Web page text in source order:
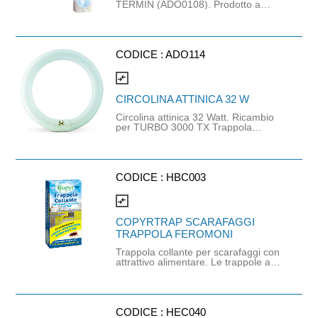
TERMIN (ADO0108). Prodotto a
generati saldi in caso di ordini
CODICE :ADO114
compare_arrows
CIRCOLINA ATTINICA 32 W
Circolina attinica 32 Watt. Ricambio
per TURBO 3000 TX Trappola
per ambienti interni in quanto
insetti utili e non solo parassiti e
domestico.
CODICE : HBC003
compare_arrows
COPYRTRAP SCARAFAGGI
TRAPPOLA FEROMONI
Trappola collante per scarafaggi con
attrattivo alimentare. Le trappole a
agli scarafaggi che permette di
senza l’impiego di insetticidi. Una
CODICE : HEC040